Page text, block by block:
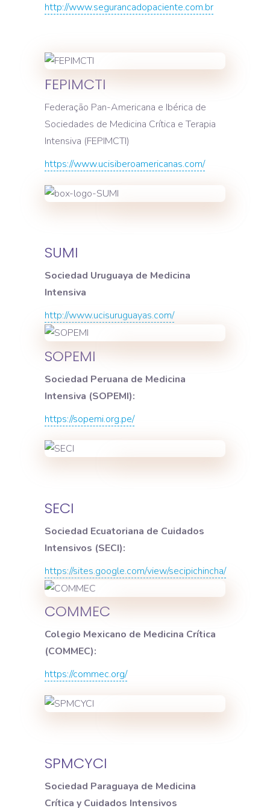
http://www.segurancadopaciente.com.br
FEPIMCTI
Federação Pan-Americana e Ibérica de
Sociedades de Medicina Crítica e Terapia
Intensiva (FEPIMCTI)
https://www.ucisiberoamericanas.com/
SUMI
Sociedad Uruguaya de Medicina
Intensiva
http://www.ucisuruguayas.com/
SOPEMI
Sociedad Peruana de Medicina
Intensiva (SOPEMI):
https://sopemi.org.pe/
SECI
Sociedad Ecuatoriana de Cuidados
Intensivos (SECI):
https://sites.google.com/view/secipichincha/
COMMEC
Colegio Mexicano de Medicina Crítica
(COMMEC):
https://commec.org/
SPMCYCI
Sociedad Paraguaya de Medicina
Crítica y Cuidados Intensivos